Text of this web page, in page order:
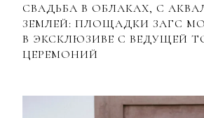
СВАДЬБА В ОБЛАКАХ, С
ЗЕМЛЕЙ: ПЛОЩАДКИ ЗАГС
В ЭКСКЛЮЗИВЕ С ВЕДУЩЕЙ
ЦЕРЕМОНИЙ